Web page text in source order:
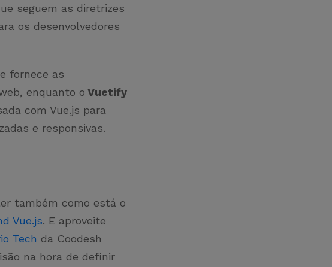
seguem as diretrizes
os desenvolvedores
fornece as
enquanto o Vuetify
com Vue.js para
e responsivas.
também como está o
Vue.js. E aproveite
Tech da Coodesh
na hora de definir